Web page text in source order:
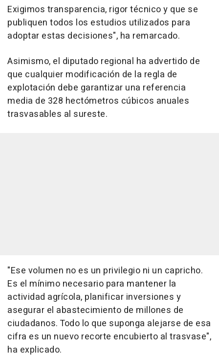
Exigimos transparencia, rigor técnico y que se
publiquen todos los estudios utilizados para
adoptar estas decisiones", ha remarcado.
Asimismo, el diputado regional ha advertido de
que cualquier modificación de la regla de
explotación debe garantizar una referencia
media de 328 hectómetros cúbicos anuales
trasvasables al sureste.
"Ese volumen no es un privilegio ni un capricho.
Es el mínimo necesario para mantener la
actividad agrícola, planificar inversiones y
asegurar el abastecimiento de millones de
ciudadanos. Todo lo que suponga alejarse de esa
cifra es un nuevo recorte encubierto al trasvase",
ha explicado.